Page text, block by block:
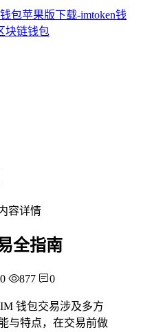
容详情
全指南
877 0
钱包交易涉及多方
与特点，在交易前做